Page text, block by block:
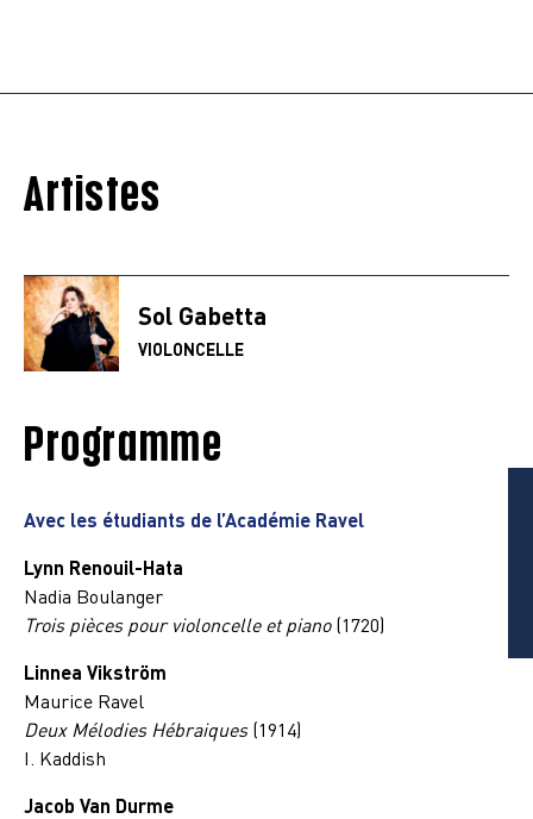
Artistes
Sol Gabetta
VIOLONCELLE
Programme
Avec les étudiants de l’Académie Ravel
Lynn Renouil-Hata
Nadia Boulanger
Trois pièces pour violoncelle et piano(1720)
Linnea Vikström
Maurice Ravel
Deux Mélodies Hébraiques(1914)
I. Kaddish
Jacob Van Durme